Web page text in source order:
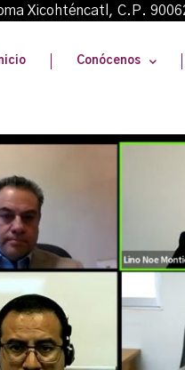
Loma Xicohténcatl,
Conócenos